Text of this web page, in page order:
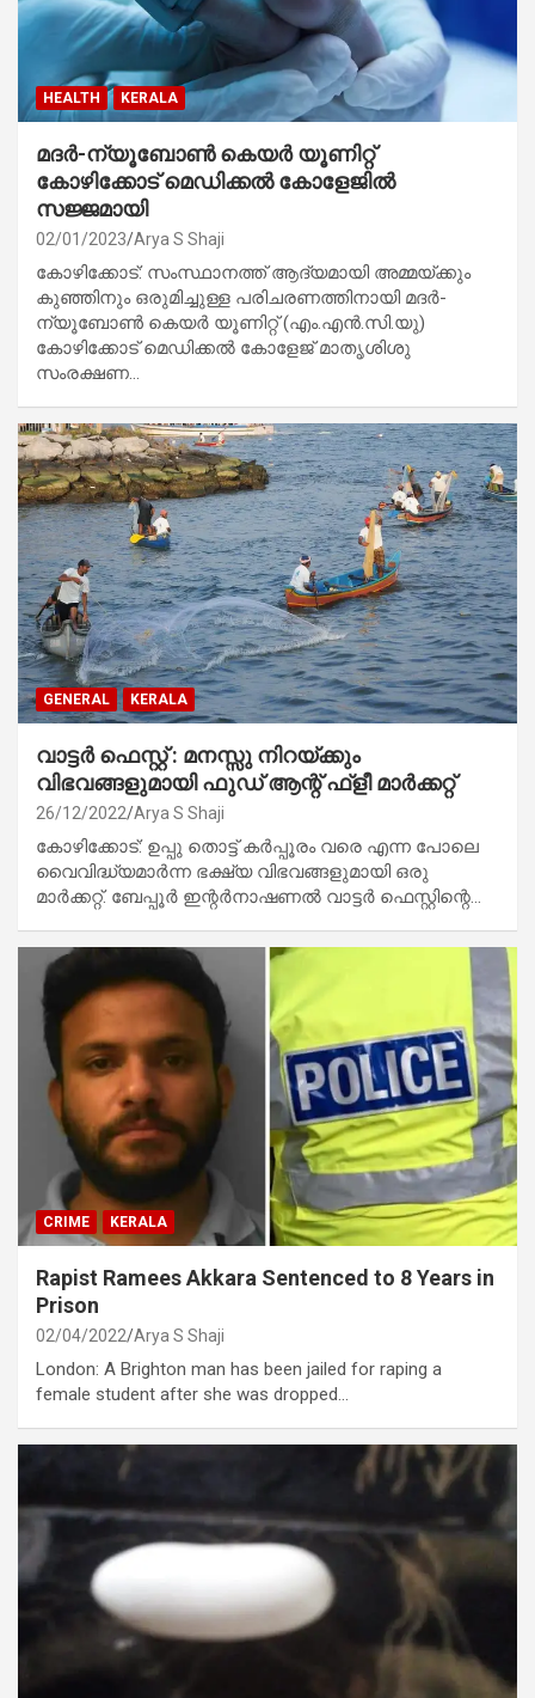
HEALTH KERALA
മദർ-ന്യൂബോൺ കെയർ യൂണിറ്റ്
കോഴിക്കോട് മെഡിക്കൽ കോളേജിൽ
സജ്ജമായി
02/01/2023 Arya S Shaji
കോഴിക്കോട്: സംസ്ഥാനത്ത് ആദ്യമായി അമ്മയ്ക്കും
കുഞ്ഞിനും ഒരുമിച്ചുള്ള പരിചരണത്തിനായി മദർ-
ന്യൂബോൺ കെയർ യൂണിറ്റ് (എം.എൻ.സി.യു)
കോഴിക്കോട് മെഡിക്കൽ കോളേജ് മാതൃശിശു
സംരക്ഷണ…
GENERAL KERALA
വാട്ടർ ഫെസ്റ്റ് : മനസ്സു നിറയ്ക്കും
വിഭവങ്ങളുമായി ഫുഡ്‌ ആന്റ് ഫ്ളീ മാർക്കറ്റ്
26/12/2022 Arya S Shaji
കോഴിക്കോട്: ഉപ്പു തൊട്ട് കർപ്പൂരം വരെ എന്ന പോലെ
വൈവിദ്ധ്യമാർന്ന ഭക്ഷ്യ വിഭവങ്ങളുമായി ഒരു
മാർക്കറ്റ്. ബേപ്പൂർ ഇന്റർനാഷണൽ വാട്ടർ ഫെസ്റ്റിന്റെ…
CRIME KERALA
Rapist Ramees Akkara Sentenced to 8 Years in
Prison
02/04/2022 Arya S Shaji
London: A Brighton man has been jailed for raping a
female student after she was dropped…